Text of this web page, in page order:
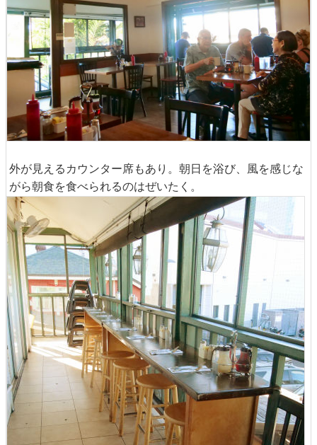
外が見えるカウンター席もあり。朝日を浴び、風を感じな
がら朝食を食べられるのはぜいたく。